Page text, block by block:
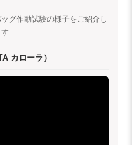
グ作動試験の様子をご紹介し
カローラ）